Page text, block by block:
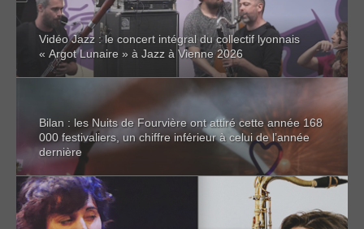
Vidéo Jazz : le concert intégral du collectif lyonnais
« Argot Lunaire » à Jazz à Vienne 2026
Bilan : les Nuits de Fourvière ont attiré cette année 168
000 festivaliers, un chiffre inférieur à celui de l’année
dernière